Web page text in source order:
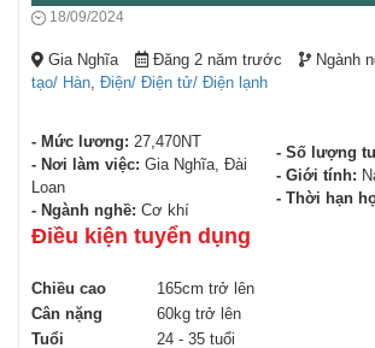
18/09/2024
Gia Nghĩa Đăng 2 năm trước Ngành
tạo/ Hàn, Điện/ Điện tử/ Điện lạnh
- Mức lương: 27,470NT
- Nơi làm việc: Gia Nghĩa, Đài
Loan
- Ngành nghề: Cơ khí
- Số lượng
- Giới tính:
- Thời hạn
Điều kiện tuyển dụng
Chiều cao
165cm trở lên
Cân nặng
60kg trở lên
Tuổi
24 - 35 tuổi